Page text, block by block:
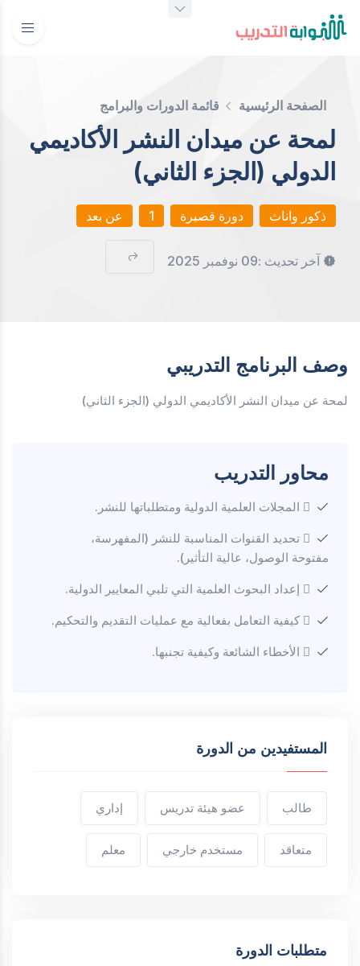
الصفحة الرئيسية قائمة الدورات والبرامج
لمحة عن ميدان النشر الأكاديمي
الدولي (الجزء الثاني)
ذكور واناث دورة قصيرة 1 عن بعد
آخر تحديث :09 نوفمبر 2025
وصف البرنامج التدريبي
لمحة عن ميدان النشر الأكاديمي الدولي (الجزء الثاني)
محاور التدريب
 تحديد القنوات المناسبة للنشر (المفهرسة،
مفتوحة الوصول، عالية التأثير).
المستفيدين من الدورة
طالب عضو هيئة تدريس إداري
متعاقد مستخدم خارجي معلم
متطلبات الدورة